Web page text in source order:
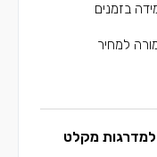
בזמנים
למחיר
מקלט